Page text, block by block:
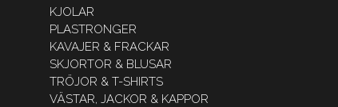
KJOLAR
PLASTRONGER
KAVAJER & FRACKAR
SKJORTOR & BLUSAR
TRÖJOR & T-SHIRTS
VÄSTAR, JACKOR & KAPPOR